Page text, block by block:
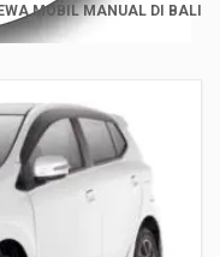
MOBIL MANUAL DI BALI